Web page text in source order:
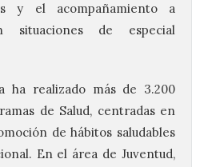
y el acompañamiento a
situaciones de especial
ha realizado más de 3.200
de Salud, centradas en
de hábitos saludables
En el área de Juventud,